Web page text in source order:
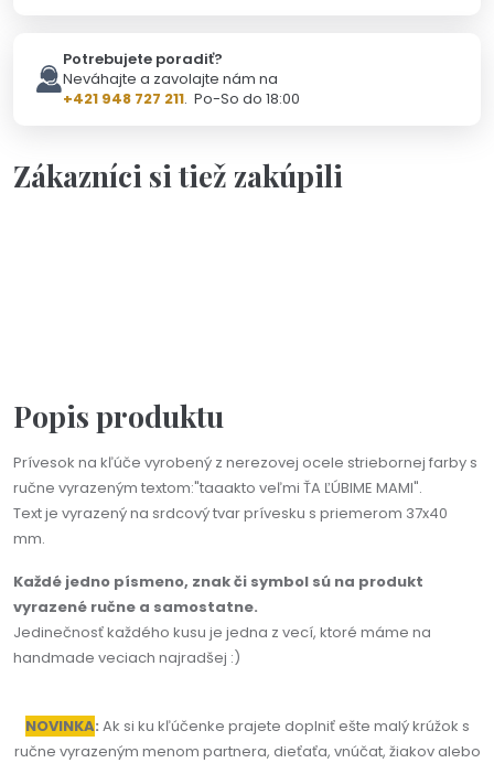
Potrebujete poradiť?
Neváhajte a zavolajte nám na
+421 948 727 211. Po-So do 18:00
Zákazníci si tiež zakúpili
Popis produktu
Prívesok na kľúče vyrobený z nerezovej ocele striebornej farby s
ručne vyrazeným textom:"taaakto veľmi ŤA ĽÚBIME MAMI".
Text je vyrazený na srdcový tvar prívesku s priemerom 37x40
mm.
Každé jedno písmeno, znak či symbol sú na produkt
vyrazené ručne a samostatne.
Jedinečnosť každého kusu je jedna z vecí, ktoré máme na
handmade veciach najradšej :)
NOVINKA: Ak si ku kľúčenke prajete doplniť ešte malý krúžok s
ručne vyrazeným menom partnera, dieťaťa, vnúčat, žiakov alebo